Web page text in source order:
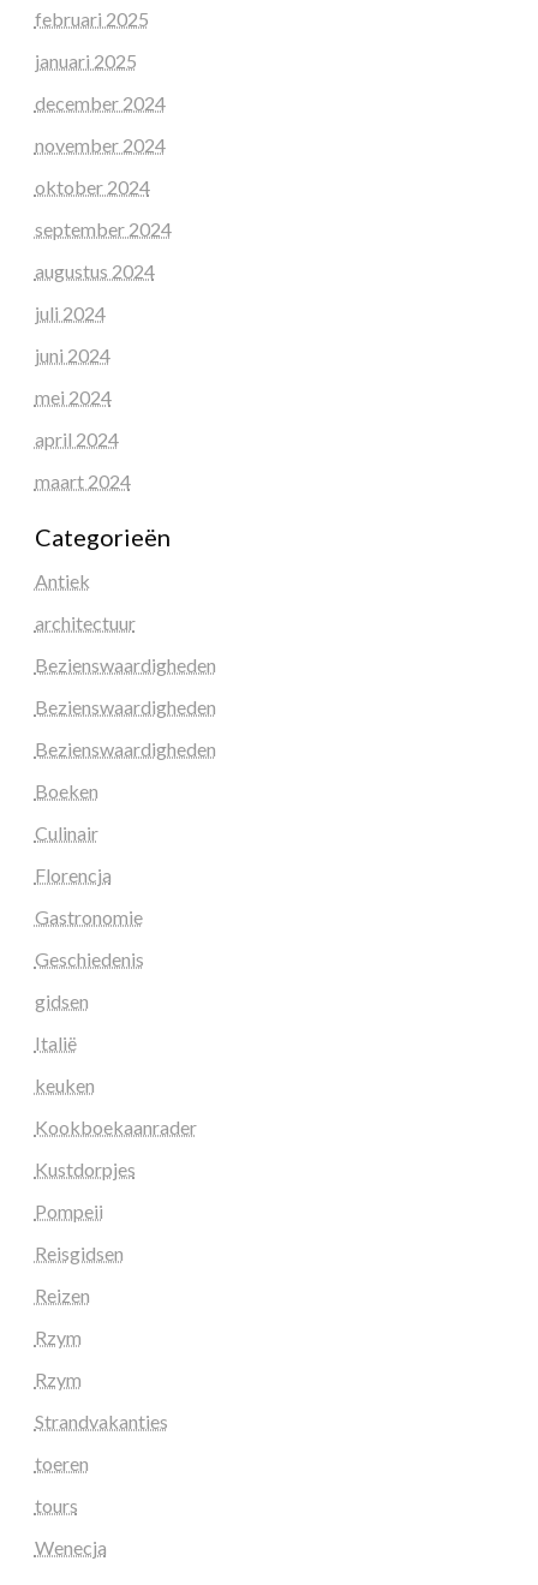
februari 2025
januari 2025
december 2024
november 2024
oktober 2024
september 2024
augustus 2024
juli 2024
juni 2024
mei 2024
april 2024
maart 2024
Categorieën
Antiek
architectuur
Bezienswaardigheden
Bezienswaardigheden
Bezienswaardigheden
Boeken
Culinair
Florencja
Gastronomie
Geschiedenis
gidsen
Italië
keuken
Kookboekaanrader
Kustdorpjes
Pompeii
Reisgidsen
Reizen
Rzym
Rzym
Strandvakanties
toeren
tours
Wenecja